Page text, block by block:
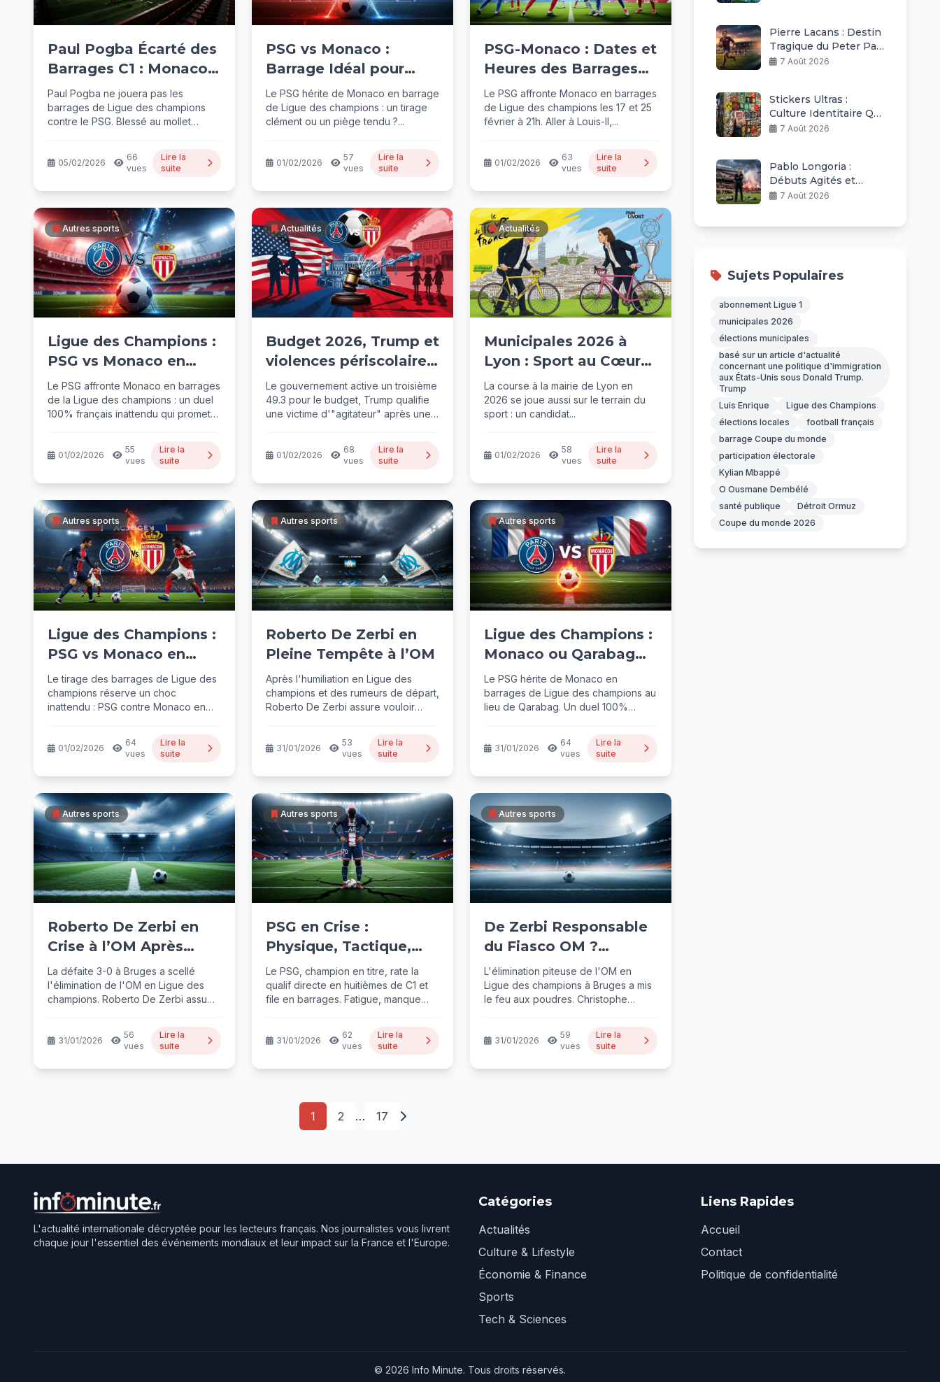
Paul Pogba Écarté des
Barrages C1 : Monaco
Sans Lui Face au PSG
Paul Pogba ne jouera pas les
barrages de Ligue des champions
contre le PSG. Blessé au mollet
05/02/2026
66
vues
Lire la
suite
PSG vs Monaco :
Barrage Idéal pour
Relancer Paris ?
Le PSG hérite de Monaco en barrage
de Ligue des champions : un tirage
clément ou un piège tendu ?...
01/02/2026
57
vues
Lire la
suite
PSG-Monaco : Dates et
Heures des Barrages
Ligue des Champions
Le PSG affronte Monaco en barrages
de Ligue des champions les 17 et 25
février à 21h. Aller à Louis-II,...
01/02/2026
63
vues
Lire la
suite
Autres sports
Ligue des Champions :
PSG vs Monaco en
Barrages Explosifs
Le PSG affronte Monaco en barrages
de la Ligue des champions : un duel
100% français inattendu qui promet
01/02/2026
55
vues
Lire la
suite
Actualités
Budget 2026, Trump et
violences périscolaires
: actu brûlante du jour
Le gouvernement active un troisième
49.3 pour le budget, Trump qualifie
une victime d'"agitateur" après une
01/02/2026
68
vues
Lire la
suite
Actualités
Municipales 2026 à
Lyon : Sport au Cœur
de la Campagne
La course à la mairie de Lyon en
2026 se joue aussi sur le terrain du
sport : un candidat...
01/02/2026
58
vues
Lire la
suite
Autres sports
Ligue des Champions :
PSG vs Monaco en
Barrages Explosifs
Le tirage des barrages de Ligue des
champions réserve un choc
inattendu : PSG contre Monaco en
01/02/2026
64
vues
Lire la
suite
Autres sports
Roberto De Zerbi en
Pleine Tempête à l’OM
Après l'humiliation en Ligue des
champions et des rumeurs de départ,
Roberto De Zerbi assure vouloir
31/01/2026
53
vues
Lire la
suite
Autres sports
Ligue des Champions :
Monaco ou Qarabag
pour le PSG ?
Le PSG hérite de Monaco en
barrages de Ligue des champions au
lieu de Qarabag. Un duel 100%
31/01/2026
64
vues
Lire la
suite
Autres sports
Roberto De Zerbi en
Crise à l’OM Après
l’Humiliation en Ligue
des Champions
La défaite 3-0 à Bruges a scellé
l'élimination de l'OM en Ligue des
champions. Roberto De Zerbi assume
31/01/2026
56
vues
Lire la
suite
Autres sports
PSG en Crise :
Physique, Tactique,
Mental, le Vrai
Problème ?
Le PSG, champion en titre, rate la
qualif directe en huitièmes de C1 et
file en barrages. Fatigue, manque
31/01/2026
62
vues
Lire la
suite
Autres sports
De Zerbi Responsable
du Fiasco OM ?
Analyse Critique
L'élimination piteuse de l'OM en
Ligue des champions à Bruges a mis
le feu aux poudres. Christophe
31/01/2026
59
vues
Lire la
suite
1 2 … 17
Pierre Lacans : Destin
Tragique du Peter Pan
du Rugby Béziers
7 Août 2026
Stickers Ultras :
Culture Identitaire Qui
Explose Dans Le Foot
7 Août 2026
Pablo Longoria :
Débuts Agités et
Défis à River Plate
7 Août 2026
Sujets Populaires
abonnement Ligue 1
municipales 2026
élections municipales
basé sur un article d'actualité
concernant une politique d'immigration
aux États-Unis sous Donald Trump.
Trump
Luis Enrique
Ligue des Champions
élections locales
football français
barrage Coupe du monde
participation électorale
Kylian Mbappé
O Ousmane Dembélé
santé publique
Détroit Ormuz
Coupe du monde 2026
L'actualité internationale décryptée pour les lecteurs français. Nos journalistes vous livrent
chaque jour l'essentiel des événements mondiaux et leur impact sur la France et l'Europe.
Catégories
Actualités
Culture & Lifestyle
Économie & Finance
Sports
Tech & Sciences
Liens Rapides
Accueil
Contact
Politique de confidentialité
© 2026 Info Minute. Tous droits réservés.